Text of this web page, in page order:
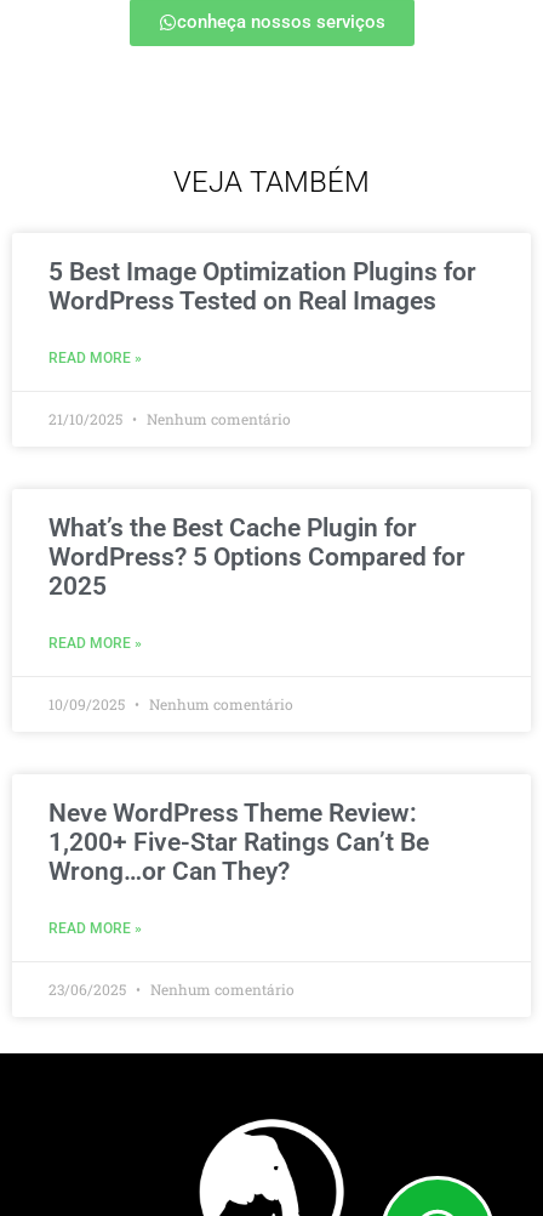
conheça nossos serviços
VEJA TAMBÉM
5 Best Image Optimization Plugins for
WordPress Tested on Real Images
READ MORE »
21/10/2025 Nenhum comentário
What’s the Best Cache Plugin for
WordPress? 5 Options Compared for
2025
READ MORE »
10/09/2025 Nenhum comentário
Neve WordPress Theme Review:
1,200+ Five-Star Ratings Can’t Be
Wrong…or Can They?
READ MORE »
23/06/2025 Nenhum comentário